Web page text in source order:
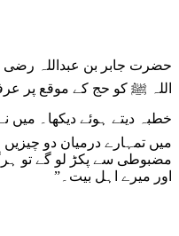
حضرت جابر بن عبداللہ رضی
اللہ ﷺ کو حج کے موقع پر
خطبہ دیتے ہوئے دیکھا۔ میں
میں تمہارے درمیان دو
مضبوطی سے پکڑ لو گے تو
اور میرے اہل بیت۔”